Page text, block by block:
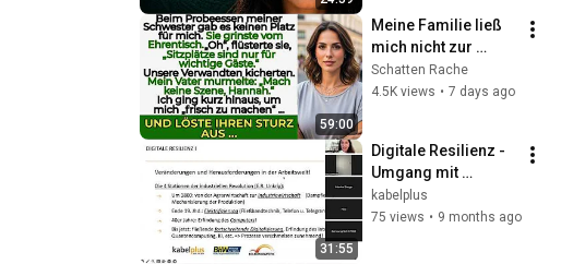
59:00
Meine Familie ließ
mich nicht zur
Hochzeit—bis sie
erfuhren, dass ich
Schatten Rache
4.5K views • 7 days ago
31:55
Digitale Resilienz -
Umgang mit
digitalen
Belastungen
kabelplus
75 views • 9 months ago